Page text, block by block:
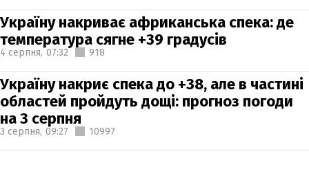
Україну накриває африканська спека: де
температура сягне +39 градусів
4 серпня, 07:32 918
Україну накриє спека до +38, але в частині
областей пройдуть дощі: прогноз погоди
на 3 серпня
3 серпня, 09:27 10997